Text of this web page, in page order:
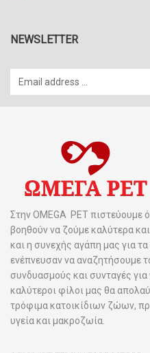
NEWSLETTER
Στην OMEGA PET πιστεύουμε
βοηθούν να ζούμε καλύτερα
και η συνεχής αγάπη μας για
ενέπνευσαν να αναζητήσουμε
συνδυασμούς και συνταγές
καλύτεροι φίλοι μας θα
τρόφιμα κατοικίδιων ζώων,
υγεία και μακροζωία.